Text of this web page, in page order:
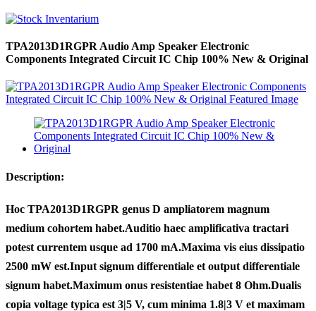
TPA2013D1RGPR Audio Amp Speaker Electronic
Components Integrated Circuit IC Chip 100% New & Original
Description:
Hoc TPA2013D1RGPR genus D ampliatorem magnum
medium cohortem habet.Auditio haec amplificativa tractari
potest currentem usque ad 1700 mA.Maxima vis eius dissipatio
2500 mW est.Input signum differentiale et output differentiale
signum habet.Maximum onus resistentiae habet 8 Ohm.Dualis
copia voltage typica est 3|5 V, cum minima 1.8|3 V et maximam